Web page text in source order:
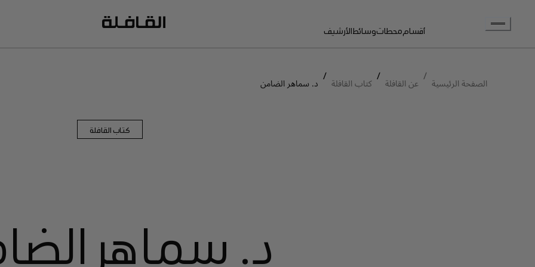
أقسام محطاتوسائطالأرشيف
الصفحة الرئيسية / عن القافلة / كتاب القافلة / د. سماهر الضامن
كتاب القافلة
د. سماهر